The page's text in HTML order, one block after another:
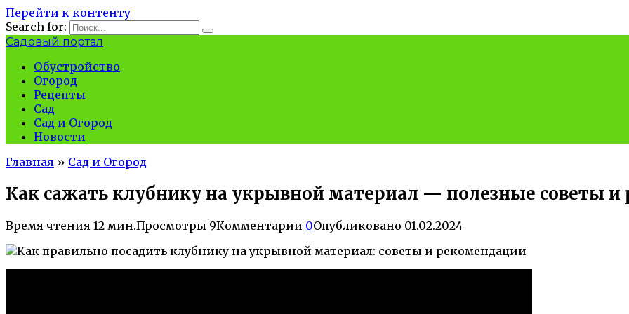
Перейти к контенту
Search for:
Садовый портал
Обустройство
Огород
Рецепты
Сад
Сад и Огород
Новости
Главная » Сад и Огород
Как сажать клубнику на укрывной материал — полезные советы
Время чтения 12 мин.Просмотры 9Комментарии 0Опубликовано 01.02.2024